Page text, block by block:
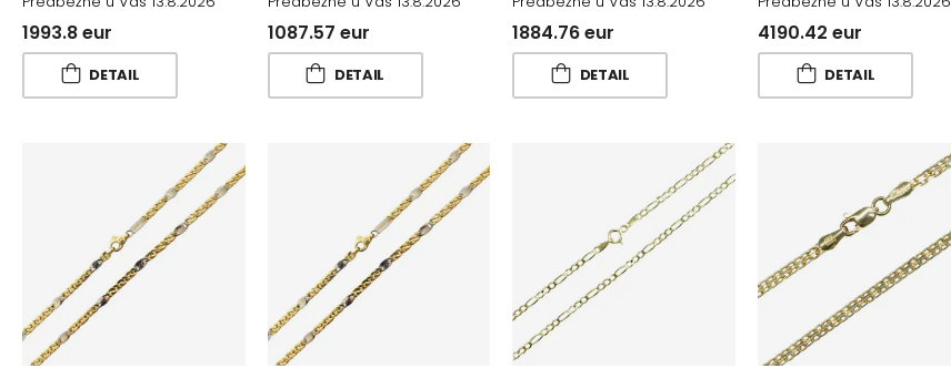
1993.8 eur
DETAIL
1087.57 eur
DETAIL
1884.76 eur
DETAIL
4190.42 eur
DETAIL